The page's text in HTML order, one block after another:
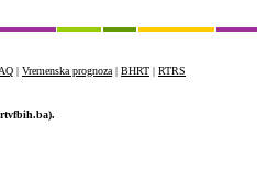
| Vremenska prognoza | BHRT | RTRS